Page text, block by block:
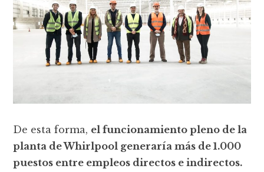
De esta forma, el funcionamiento pleno de la
planta de Whirlpool generaría más de 1.000
puestos entre empleos directos e indirectos.